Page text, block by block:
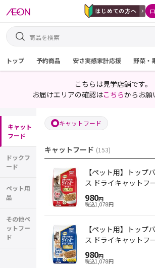
トップ 予約商品 安さ実感家計応援 野菜・
こちらは見学店舗です。
お届けエリアの確認はこちらからお願
キャット
フード
ドックフ
ード
ペット用
品
その他ペ
ットフー
ド
キャットフード
キャットフード (153)
【ペット用】トップ
ス ドライキャットフ
タイプ 総合栄養食 成
980円
税込1,078円
【ペット用】トップ
ス ドライキャットフ
味 500gX4
980円
税込1,078円